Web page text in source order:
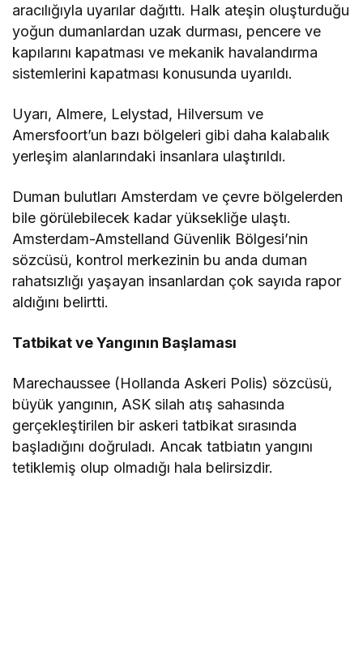
aracılığıyla uyarılar dağıttı. Halk ateşin oluşturduğu
yoğun dumanlardan uzak durması, pencere ve
kapılarını kapatması ve mekanik havalandırma
sistemlerini kapatması konusunda uyarıldı.
Uyarı, Almere, Lelystad, Hilversum ve
Amersfoort’un bazı bölgeleri gibi daha kalabalık
yerleşim alanlarındaki insanlara ulaştırıldı.
Duman bulutları Amsterdam ve çevre bölgelerden
bile görülebilecek kadar yüksekliğe ulaştı.
Amsterdam-Amstelland Güvenlik Bölgesi’nin
sözcüsü, kontrol merkezinin bu anda duman
rahatsızlığı yaşayan insanlardan çok sayıda rapor
aldığını belirtti.
Tatbikat ve Yangının Başlaması
Marechaussee (Hollanda Askeri Polis) sözcüsü,
büyük yangının, ASK silah atış sahasında
gerçekleştirilen bir askeri tatbikat sırasında
başladığını doğruladı. Ancak tatbiatın yangını
tetiklemiş olup olmadığı hala belirsizdir.